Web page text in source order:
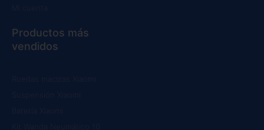
Productos más
vendidos